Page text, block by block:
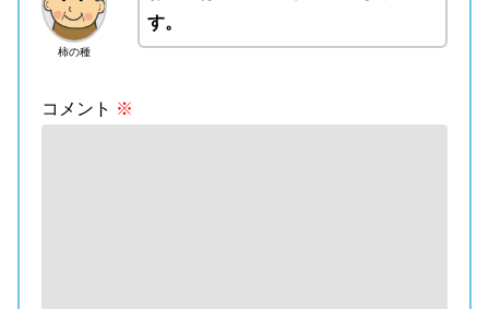
柿の種
す。
コメント ※